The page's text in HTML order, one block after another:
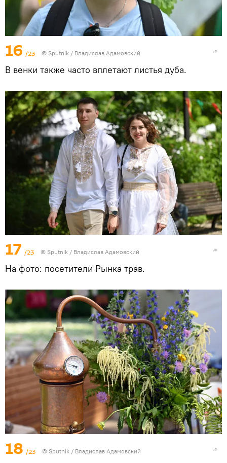
16 /23 © Sputnik / Владислав Адамовский
В венки также часто вплетают листья дуба.
17 /23 © Sputnik / Владислав Адамовский
На фото: посетители Рынка трав.
18 /23 © Sputnik / Владислав Адамовский